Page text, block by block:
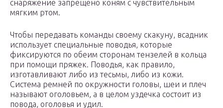
снаряжение запрещено коням с чувствительным
мягким ртом.
Чтобы передавать команды своему скакуну, всадник
использует специальные поводья, которые
фиксируются по обеим сторонам тензелей в кольца
при помощи пряжек. Поводья, как правило,
изготавливают либо из тесьмы, либо из кожи.
Система ремней по окружности головы, шеи и плеч
называют оголовьем, а в целом уздечка состоит из
повода, оголовья и удил.